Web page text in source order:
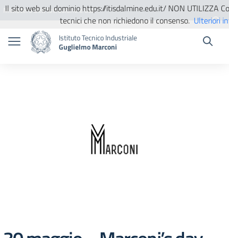
Vai ai contenuti
Vai al menu di navigazione
Vai al footer
Ministero dell'Istruzione e del
Istituto Tecnico Industriale
Guglielmo Marconi
Il sito web sul dominio https://itisdalmine.edu.it/ NON UTILIZZA
tecnici che non richiedono il consenso. Ulteriori